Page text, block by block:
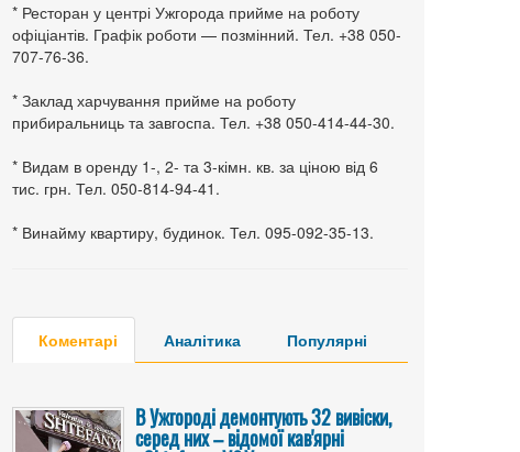
* Ресторан у центрі Ужгорода прийме на роботу
офіціантів. Графік роботи — позмінний. Тел. +38 050-
707-76-36.
* Заклад харчування прийме на роботу
прибиральниць та завгоспа. Тел. +38 050-414-44-30.
* Видам в оренду 1-, 2- та 3-кімн. кв. за ціною від 6
тис. грн. Тел. 050-814-94-41.
* Винайму квартиру, будинок. Тел. 095-092-35-13.
Коментарі Аналітика Популярні
В Ужгороді демонтують 32 вивіски,
серед них – відомої кав'ярні